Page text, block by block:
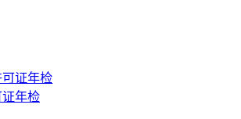
年检